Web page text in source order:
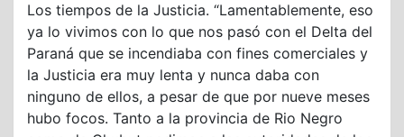
Los tiempos de la Justicia. “Lamentablemente, eso
ya lo vivimos con lo que nos pasó con el Delta del
Paraná que se incendiaba con fines comerciales y
la Justicia era muy lenta y nunca daba con
ninguno de ellos, a pesar de que por nueve meses
hubo focos. Tanto a la provincia de Rio Negro